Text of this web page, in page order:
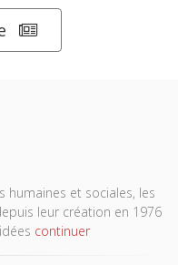
humaines et sociales, les
leur création en 1976
continuer